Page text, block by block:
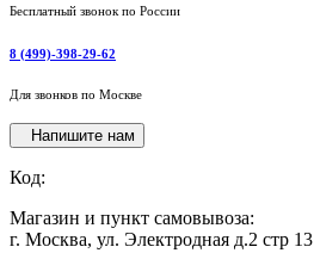
Бесплатный звонок по России
8 (499)-398-29-62
Для звонков по Москве
Напишите нам
Код:
Магазин и пункт самовывоза:
г. Москва, ул. Электродная д.2 стр 13